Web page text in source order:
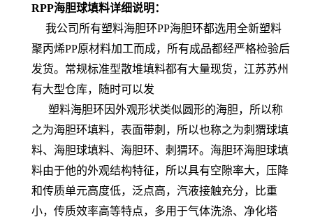
RPP海胆球填料详细说明：
我公司所有塑料海胆环PP海胆环都选用全新塑料
聚丙烯PP原材料加工而成，所有成品都经严格检验后
发货。常规标准型散堆填料都有大量现货，江苏苏州
有大型仓库，随时可以发
塑料海胆环因外观形状类似圆形的海胆，所以称
之为海胆环填料，表面带刺，所以也称之为刺猬球填
料、海胆球填料、海胆环、刺猬环。海胆环海胆球填
料由于他的外观结构特征，所以具有空隙率大，压降
和传质单元高度低，泛点高，汽液接触充分，比重
小，传质效率高等特点，多用于气体洗涤、净化塔